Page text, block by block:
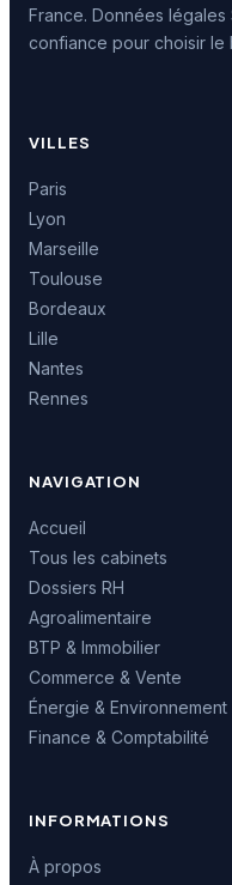
France. Données légales
confiance pour choisir le
VILLES
Paris
Lyon
Marseille
Toulouse
Bordeaux
Lille
Nantes
Rennes
NAVIGATION
Accueil
Tous les cabinets
Dossiers RH
Agroalimentaire
BTP & Immobilier
Commerce & Vente
Énergie & Environnement
Finance & Comptabilité
INFORMATIONS
À propos